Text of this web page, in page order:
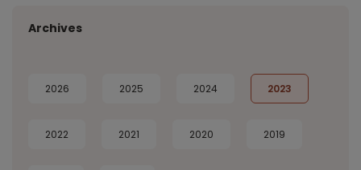
Archives
2026 2025 2024 2023
2022 2021 2020 2019